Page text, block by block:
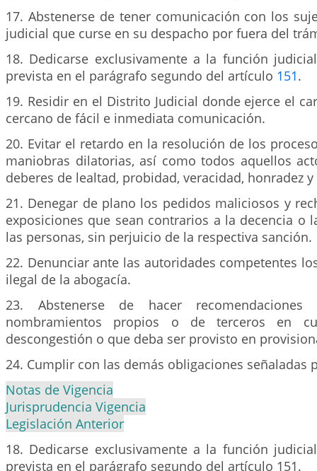
17. Abstenerse de tener comunicación con los
judicial que curse en su despacho por fuera del
18. Dedicarse exclusivamente a la función
prevista en el parágrafo segundo del artículo 151.
19. Residir en el Distrito Judicial donde ejerce el
cercano de fácil e inmediata comunicación.
20. Evitar el retardo en la resolución de los
maniobras dilatorias, así como todos aquellos
deberes de lealtad, probidad, veracidad, honradez
21. Denegar de plano los pedidos maliciosos y
exposiciones que sean contrarios a la decencia o
las personas, sin perjuicio de la respectiva sanción.
22. Denunciar ante las autoridades competentes
ilegal de la abogacía.
23. Abstenerse de hacer recomendaciones
nombramientos propios o de terceros en
descongestión o que deba ser provisto en
24. Cumplir con las demás obligaciones señaladas
Notas de Vigencia
Jurisprudencia Vigencia
Legislación Anterior
18. Dedicarse exclusivamente a la función
prevista en el parágrafo segundo del artículo 151.